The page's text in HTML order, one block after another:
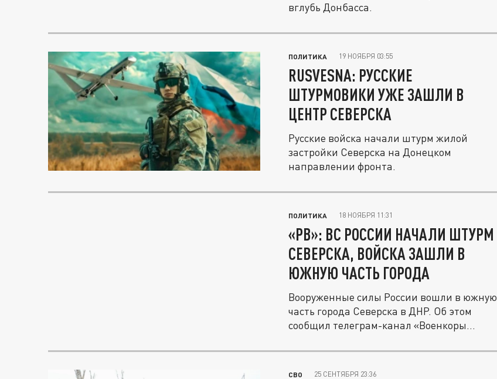
вглубь Донбасса.
ПОЛИТИКА 19 НОЯБРЯ 03:55
RUSVESNA: РУССКИЕ
ШТУРМОВИКИ УЖЕ ЗАШЛИ В
ЦЕНТР СЕВЕРСКА
Русские войска начали штурм жилой
застройки Северска на Донецком
направлении фронта.
ПОЛИТИКА 18 НОЯБРЯ 11:31
«РВ»: ВС РОССИИ НАЧАЛИ ШТУРМ
СЕВЕРСКА, ВОЙСКА ЗАШЛИ В
ЮЖНУЮ ЧАСТЬ ГОРОДА
Вооруженные силы России вошли в южную
часть города Северска в ДНР. Об этом
сообщил телеграм-канал «Военкоры...
СВО 25 СЕНТЯБРЯ 23:36